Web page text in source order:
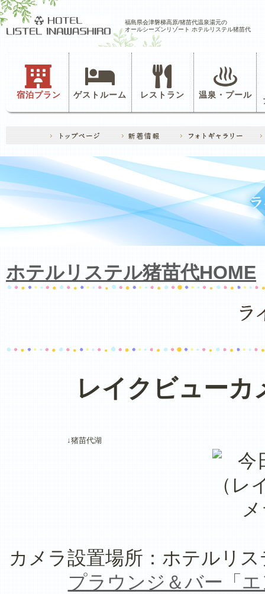
福島県会津磐梯高原/猪苗代温泉湯元の
オールシーズンリゾート ホテルリステル猪苗代
宿泊プラン ゲストルーム レストラン 温泉・プール
ホテルリステル猪苗代HOME
レイクビューカ
↓猪苗代湖
カメラ設置場所：ホテルリ
プラウンジ＆バー「